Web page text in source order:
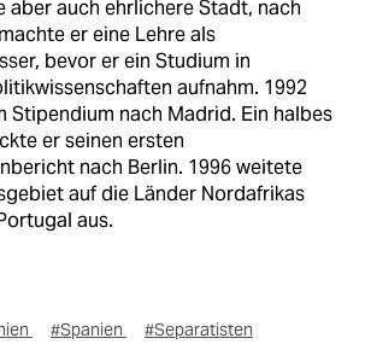
aber auch ehrlichere Stadt, nach
er eine Lehre als
bevor er ein Studium in
aufnahm. 1992
Stipendium nach Madrid. Ein halbes
er seinen ersten
nach Berlin. 1996 weitete
auf die Länder Nordafrikas
aus.
#Spanien #Separatisten